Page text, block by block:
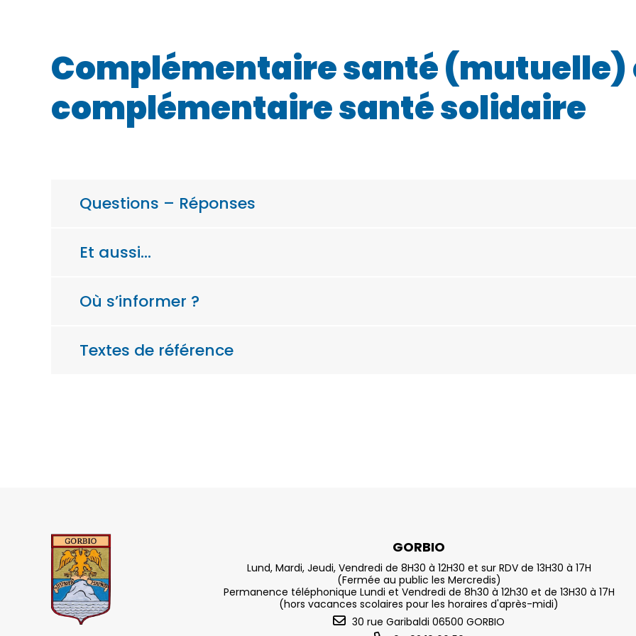
Complémentaire santé (mutuelle)
complémentaire santé solidaire
Questions – Réponses
Et aussi…
Où s’informer ?
Textes de référence
GORBIO
Lund, Mardi, Jeudi, Vendredi de 8H30 à 12H30 et sur RDV de 13H30 à 17H
(Fermée au public les Mercredis)
Permanence téléphonique Lundi et Vendredi de 8h30 à 12h30 et de 13H30 à 17H
(hors vacances scolaires pour les horaires d'après-midi)
30 rue Garibaldi 06500 GORBIO